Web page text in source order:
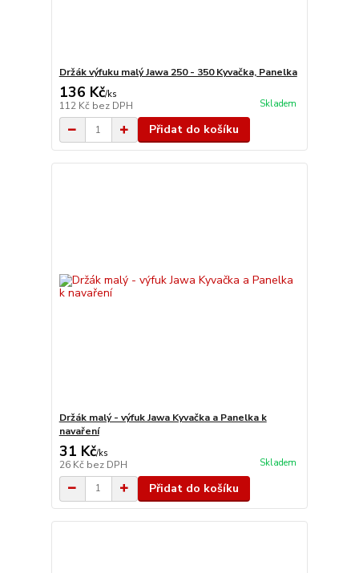
Držák výfuku malý Jawa 250 - 350 Kyvačka, Panelka
136 Kč/ks
112 Kč bez DPH Skladem
Přidat do košíku
Držák malý - výfuk Jawa Kyvačka a Panelka k
navaření
31 Kč/ks
26 Kč bez DPH Skladem
Přidat do košíku